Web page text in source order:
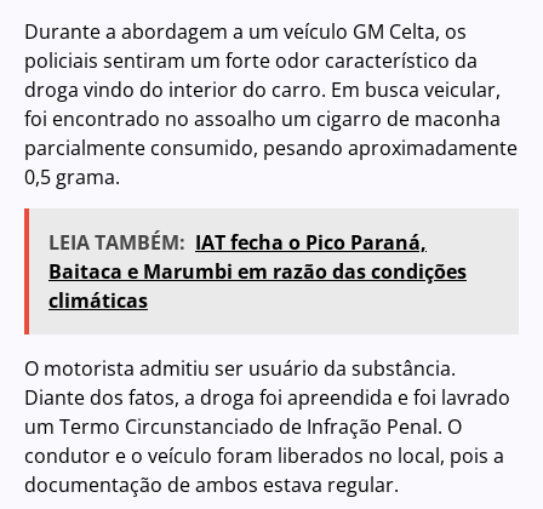
Durante a abordagem a um veículo GM Celta, os
policiais sentiram um forte odor característico da
droga vindo do interior do carro. Em busca veicular,
foi encontrado no assoalho um cigarro de maconha
parcialmente consumido, pesando aproximadamente
0,5 grama.
LEIA TAMBÉM: IAT fecha o Pico Paraná,
Baitaca e Marumbi em razão das condições
climáticas
O motorista admitiu ser usuário da substância.
Diante dos fatos, a droga foi apreendida e foi lavrado
um Termo Circunstanciado de Infração Penal. O
condutor e o veículo foram liberados no local, pois a
documentação de ambos estava regular.